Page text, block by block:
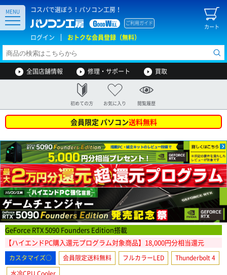
コスパで選ぼう！パソコン工房！
カート
ご利用ガイド
ログイン おトクな会員登録（無料）
MENU
全国店舗情報 修理・サポート 買取
初めての方 お気に入り 閲覧履歴
会員限定 パソコン送料無料
GeForce RTX 5090 Founders Edition搭載
【ハイエンドPC購入還元プログラム対象商品】18,000円分相当還元
カスタマイズ○ 会員限定送料無料 フルカラーLED
Thunderbolt 4